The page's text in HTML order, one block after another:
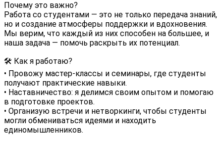
Почему это важно?
Работа со студентами — это не только передача знаний,
но и создание атмосферы поддержки и вдохновения.
Мы верим, что каждый из них способен на большее, и
наша задача — помочь раскрыть их потенциал.
🛠 Как я работаю?
• Провожу мастер-классы и семинары, где студенты
получают практические навыки.
• Наставничество: я делимся своим опытом и помогаю
в подготовке проектов.
• Организую встречи и нетворкинги, чтобы студенты
могли обмениваться идеями и находить
единомышленников.